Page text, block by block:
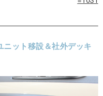
ット移設＆社外デッキ